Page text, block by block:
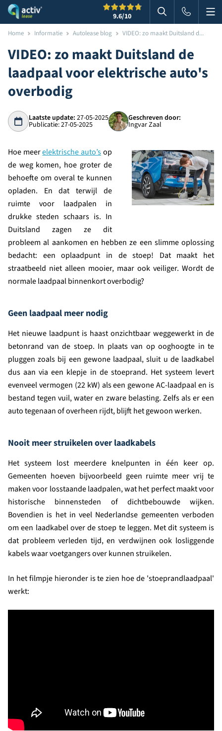
9.6/10 Zoeken in
Home Informatie Autolease blog VIDEO: zo maakt Duitsland d...
VIDEO: zo maakt Duitsland de
laadpaal voor elektrische auto's
overbodig
Laatste update: 27-05-2025
Publicatie: 27-05-2025
Geschreven door:
Ingvar Zaal
Hoe meerelektrische auto’sop
de weg komen, hoe groter de
behoefte om overal te kunnen
opladen. En dat terwijl de
ruimte voor laadpalen in
drukke steden schaars is. In
Duitsland zagen ze dit
probleem al aankomen en hebben ze een slimme oplossing
bedacht: een oplaadpunt in de stoep! Dat maakt het
straatbeeld niet alleen mooier, maar ook veiliger. Wordt de
normale laadpaal binnenkort overbodig?
Geen laadpaal meer nodig
Het nieuwe laadpunt is haast onzichtbaar weggewerkt in de
betonrand van de stoep. In plaats van op ooghoogte in te
pluggen zoals bij een gewone laadpaal, sluit u de laadkabel
dus aan via een klepje in de stoeprand. Het systeem levert
evenveel vermogen (22 kW) als een gewone AC-laadpaal en is
bestand tegen vuil, water en zware belasting. Zelfs als er een
auto tegenaan of overheen rijdt, blijft het gewoon werken.
Nooit meer struikelen over laadkabels
Het systeem lost meerdere knelpunten in één keer op.
Gemeenten hoeven bijvoorbeeld geen ruimte meer vrij te
maken voor losstaande laadpalen, wat het perfect maakt voor
historische binnensteden of dichtbebouwde wijken.
Bovendien is het in veel Nederlandse gemeenten verboden
om een laadkabel over de stoep te leggen. Met dit systeem is
dat probleem verleden tijd, en verdwijnen ook losliggende
kabels waar voetgangers over kunnen struikelen.
In het filmpje hieronder is te zien hoe de 'stoeprandlaadpaal'
werkt: